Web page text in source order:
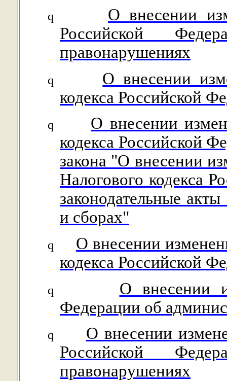
q
О внесении
Российской
правонарушениях
q
О внесении
кодекса Российской
q
О внесении
кодекса Российской
закона "О внесении
Налогового кодекса
законодательные
и сборах"
q
О внесении
кодекса Российской
q
О внесении
Федерации об
q
О внесении
Российской
правонарушениях